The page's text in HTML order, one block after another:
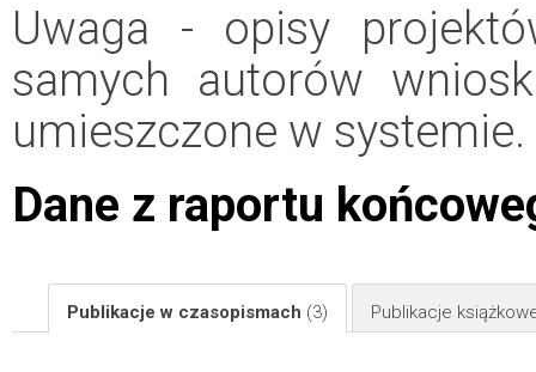
Uwaga - opisy
samych autorów
umieszczone w systemie.
Dane z raportu
Publikacje w czasopismach (3) Publikacje